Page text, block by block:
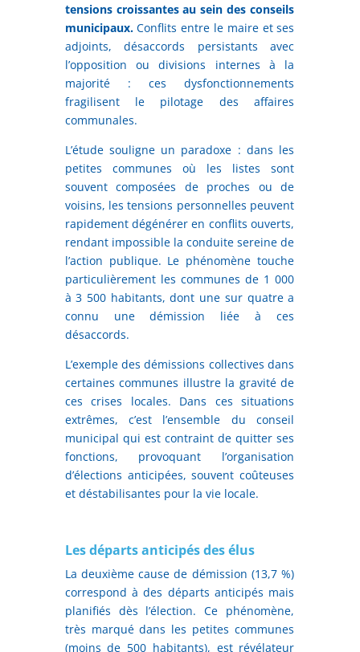
tensions croissantes au sein des conseils
municipaux.Conflits entre le maire et ses
adjoints, désaccords persistants avec
l’opposition ou divisions internes à la
majorité : ces dysfonctionnements
fragilisent le pilotage des affaires
communales.
L’étude souligne un paradoxe : dans les
petites communes où les listes sont
souvent composées de proches ou de
voisins, les tensions personnelles peuvent
rapidement dégénérer en conflits ouverts,
rendant impossible la conduite sereine de
l’action publique. Le phénomène touche
particulièrement les communes de 1 000
à 3 500 habitants, dont une sur quatre a
connu une démission liée à ces
désaccords.
L’exemple des démissions collectives dans
certaines communes illustre la gravité de
ces crises locales. Dans ces situations
extrêmes, c’est l’ensemble du conseil
municipal qui est contraint de quitter ses
fonctions, provoquant l’organisation
d’élections anticipées, souvent coûteuses
et déstabilisantes pour la vie locale.
Les départs anticipés des élus
La deuxième cause de démission (13,7 %)
correspond à des départs anticipés mais
planifiés dès l’élection. Ce phénomène,
très marqué dans les petites communes
(moins de 500 habitants), est révélateur